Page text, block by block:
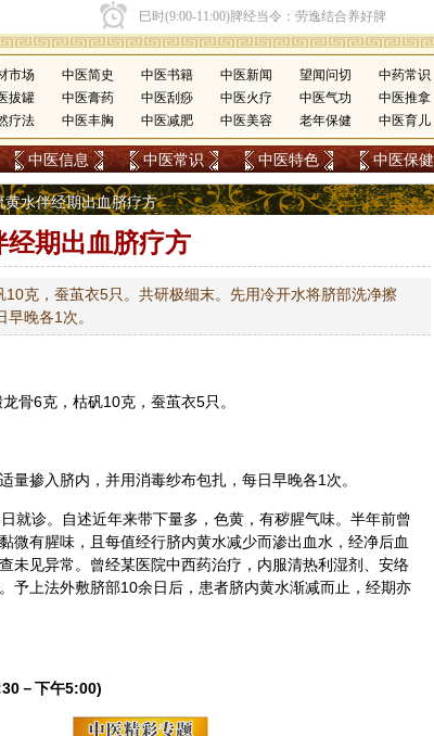
市场 中医简史 中医书籍 中医新闻 望闻问切 中药常识
拔罐 中医膏药 中医刮痧 中医火疗 中医气功 中医推拿
疗法 中医丰胸 中医减肥 中医美容 老年保健 中医育儿
中医信息 中医常识 中医特色 中医保健
水伴经期出血脐疗方
经期出血脐疗方
克，蚕茧衣5只。共研极细末。先用冷开水将脐部洗净擦
晚各1次。
龙骨6克，枯矾10克，蚕茧衣5只。
量掺入脐内，并用消毒纱布包扎，每日早晚各1次。
就诊。自述近年来带下量多，色黄，有秽腥气味。半年前曾
微有腥味，且每值经行脐内黄水减少而渗出血水，经净后血
未见异常。曾经某医院中西药治疗，内服清热利湿剂、安络
予上法外敷脐部10余日后，患者脐内黄水渐减而止，经期亦
－下午5:00)